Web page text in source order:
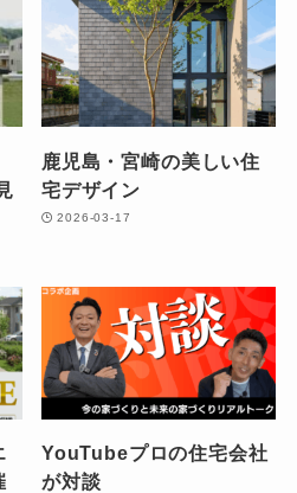
鹿児島・宮崎の美しい住
宅デザイン
2026-03-17
YouTubeプロの住宅会社
が対談